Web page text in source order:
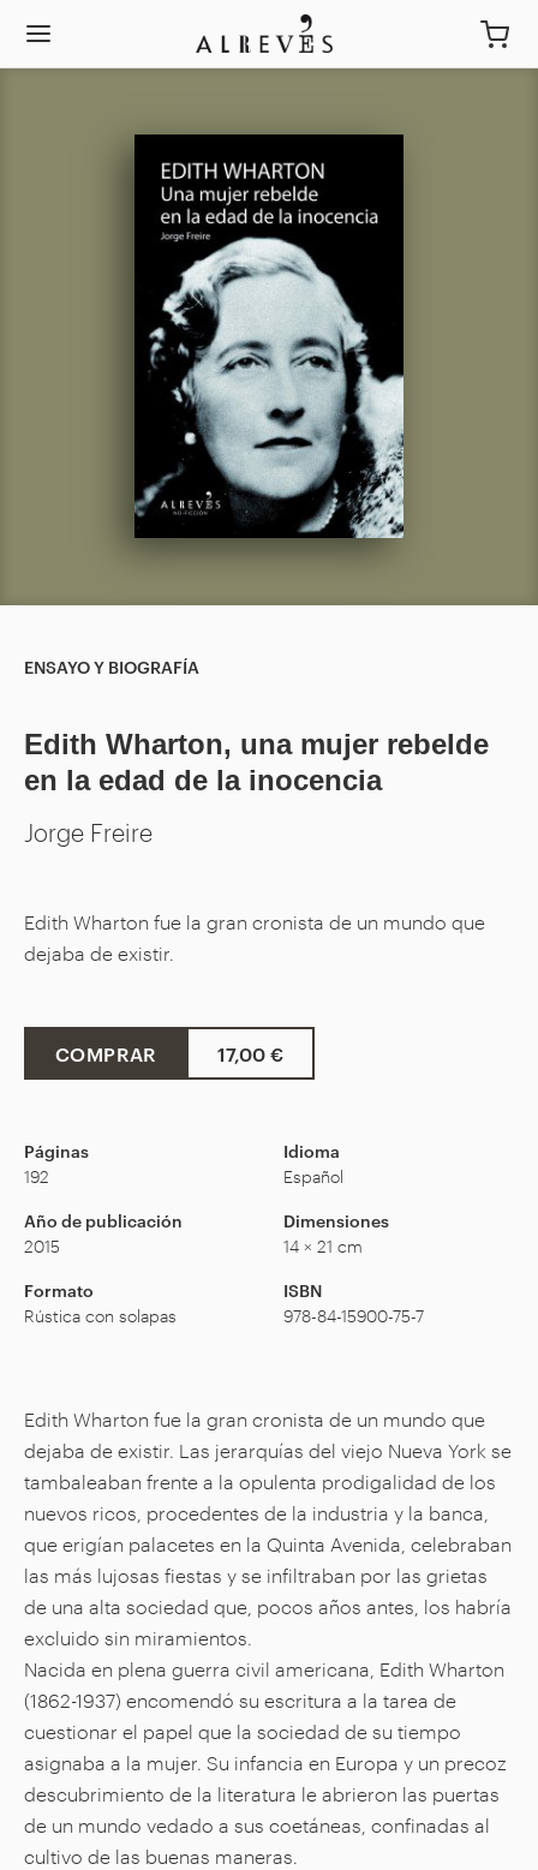
ENSAYO Y BIOGRAFÍA
Edith Wharton, una mujer rebelde
en la edad de la inocencia
Jorge Freire
Edith Wharton fue la gran cronista de un mundo que
dejaba de existir.
COMPRAR 17,00 €
Páginas
192
Idioma
Español
Año de publicación
2015
Dimensiones
14 × 21 cm
Formato
Rústica con solapas
ISBN
978-84-15900-75-7
Edith Wharton fue la gran cronista de un mundo que
dejaba de existir. Las jerarquías del viejo Nueva York se
tambaleaban frente a la opulenta prodigalidad de los
nuevos ricos, procedentes de la industria y la banca,
que erigían palacetes en la Quinta Avenida, celebraban
las más lujosas fiestas y se infiltraban por las grietas
de una alta sociedad que, pocos años antes, los habría
excluido sin miramientos.
Nacida en plena guerra civil americana, Edith Wharton
(1862-1937) encomendó su escritura a la tarea de
cuestionar el papel que la sociedad de su tiempo
asignaba a la mujer. Su infancia en Europa y un precoz
descubrimiento de la literatura le abrieron las puertas
de un mundo vedado a sus coetáneas, confinadas al
cultivo de las buenas maneras.